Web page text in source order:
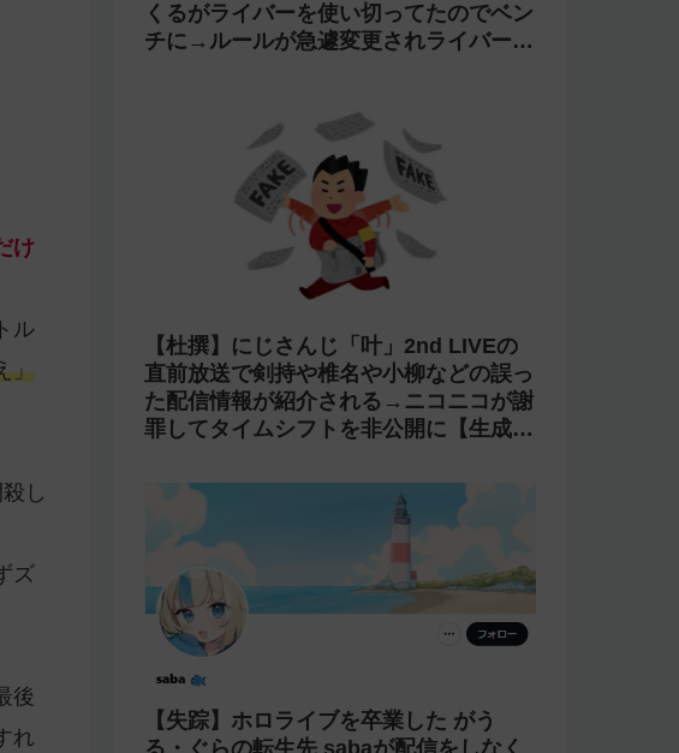
け
ル
」
し
ズ
後
れ
くるがライバーを使い切ってたのでベン
チに→ルールが急遽変更されライバーの
【杜撰】にじさんじ「叶」2nd LIVEの
直前放送で剣持や椎名や小柳などの誤っ
た配信情報が紹介される→ニコニコが謝
罪してタイムシフトを非公開に【生成
【失踪】ホロライブを卒業した がう
る・ぐらの転生先 sabaが配信をしなく